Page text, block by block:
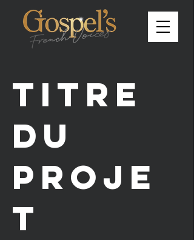
Titre
du
proje
t